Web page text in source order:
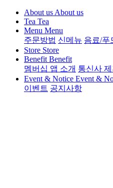
About us About us
Tea Tea
Menu Menu
주문방법 신메뉴 음료/푸
Store Store
Benefit Benefit
멤버십 앱 소개 통신사
Event & Notice Event &
이벤트 공지사항